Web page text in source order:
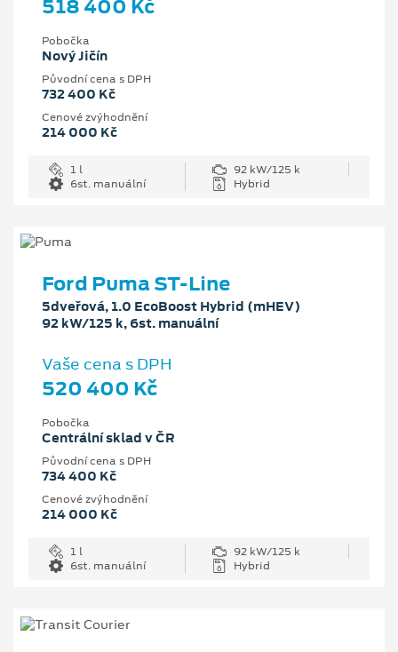
518 400 Kč
Pobočka
Nový Jičín
Původní cena s DPH
732 400 Kč
Cenové zvýhodnění
214 000 Kč
1 l
92 kW/125 k
6st. manuální
Hybrid
Ford Puma ST-Line
5dveřová, 1.0 EcoBoost Hybrid (mHEV)
92 kW/125 k, 6st. manuální
Vaše cena s DPH
520 400 Kč
Pobočka
Centrální sklad v ČR
Původní cena s DPH
734 400 Kč
Cenové zvýhodnění
214 000 Kč
1 l
92 kW/125 k
6st. manuální
Hybrid